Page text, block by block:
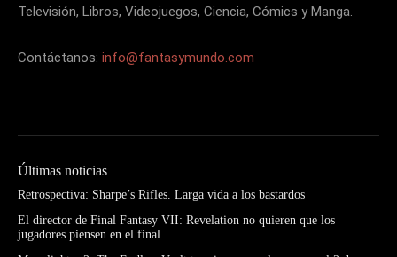
Televisión, Libros, Videojuegos, Ciencia, Cómics y Manga.
Contáctanos: info@fantasymundo.com
Últimas noticias
Retrospectiva: Sharpe’s Rifles. Larga vida a los bastardos
El director de Final Fantasy VII: Revelation no quieren que los
jugadores piensen en el final